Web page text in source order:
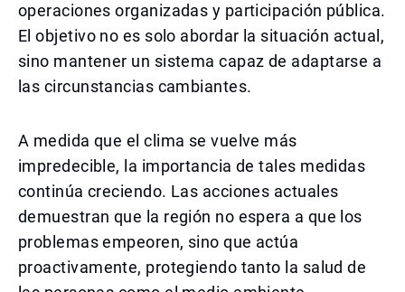
operaciones organizadas y participación pública.
El objetivo no es solo abordar la situación actual,
sino mantener un sistema capaz de adaptarse a
las circunstancias cambiantes.
A medida que el clima se vuelve más
impredecible, la importancia de tales medidas
continúa creciendo. Las acciones actuales
demuestran que la región no espera a que los
problemas empeoren, sino que actúa
proactivamente, protegiendo tanto la salud de